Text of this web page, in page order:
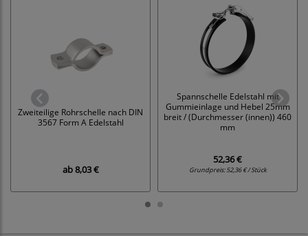
Zweiteilige Rohrschelle nach DIN
3567 Form A Edelstahl
ab8,03 €
Spannschelle Edelstahl mit
Gummieinlage und Hebel 25mm
breit / (Durchmesser (innen)) 460
mm
52,36 €
Grundpreis:52,36 € / Stück